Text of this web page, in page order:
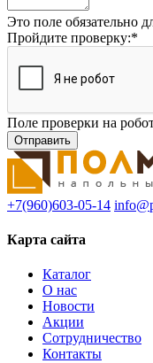
Это поле обязательно
Пройдите проверку:*
Поле проверки на
+7(960)603-05-14
Карта сайта
Каталог
О нас
Новости
Акции
Сотрудничество
Контакты